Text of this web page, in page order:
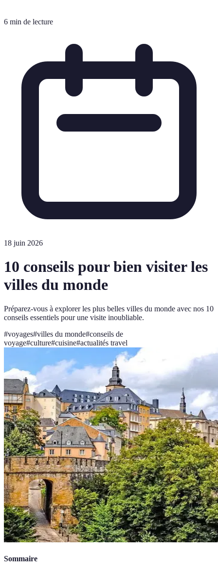
6 min de lecture
18 juin 2026
10 conseils pour bien visiter les
villes du monde
Préparez-vous à explorer les plus belles villes du monde avec nos 10
conseils essentiels pour une visite inoubliable.
#voyages#villes du monde#conseils de
voyage#culture#cuisine#actualités travel
Sommaire